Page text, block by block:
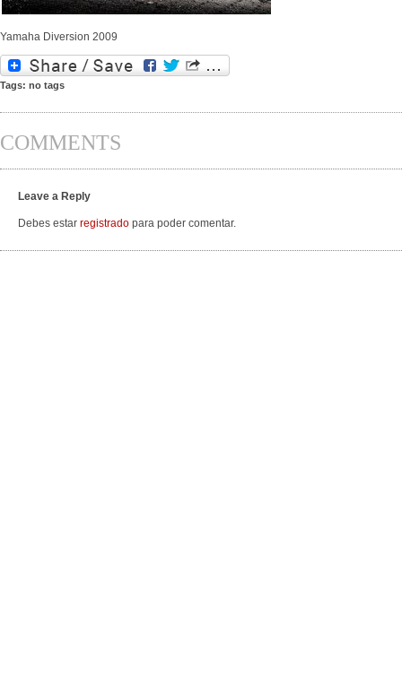
Yamaha Diversion 2009
Tags: no tags
COMMENTS
Leave a Reply
Debes estar registrado para poder comentar.